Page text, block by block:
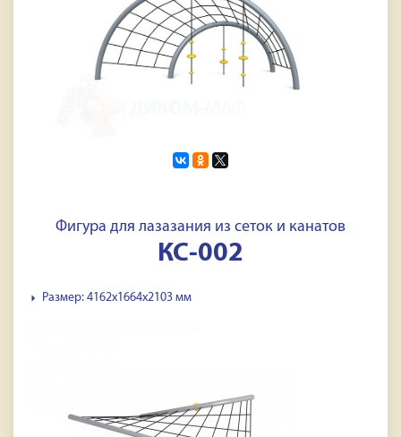
Фигура для лазазания из сеток и канатов
КС-002
Размер: 4162х1664х2103 мм